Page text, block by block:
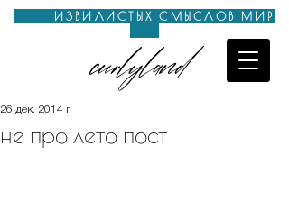
curlyland
ИЗВИЛИСТЫХ СМЫСЛОВ МИР
не про лето пост
26 дек. 2014 г.